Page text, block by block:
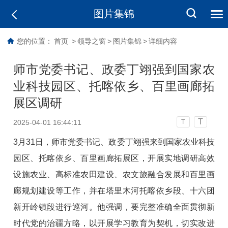
图片集锦
您的位置： 首页 > 领导之窗 > 图片集锦 > 详细内容
师市党委书记、政委丁翊强到国家农
业科技园区、托喀依乡、百里画廊拓
展区调研
2025-04-01 16:44:11 T T
3月31日，师市党委书记、政委丁翊强来到国家农业科技
园区、托喀依乡、百里画廊拓展区，开展实地调研高效
设施农业、高标准农田建设、农文旅融合发展和百里画
廊规划建设等工作，并在塔里木河托喀依乡段、十六团
新开岭镇段进行巡河。他强调，要完整准确全面贯彻新
时代党的治疆方略，以开展学习教育为契机，切实改进